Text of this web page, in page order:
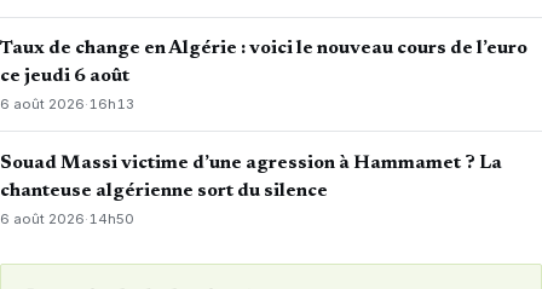
Taux de change en Algérie : voici le nouveau cours de l’euro
ce jeudi 6 août
6 août 2026·16h13
Souad Massi victime d’une agression à Hammamet ? La
chanteuse algérienne sort du silence
6 août 2026· 14h50